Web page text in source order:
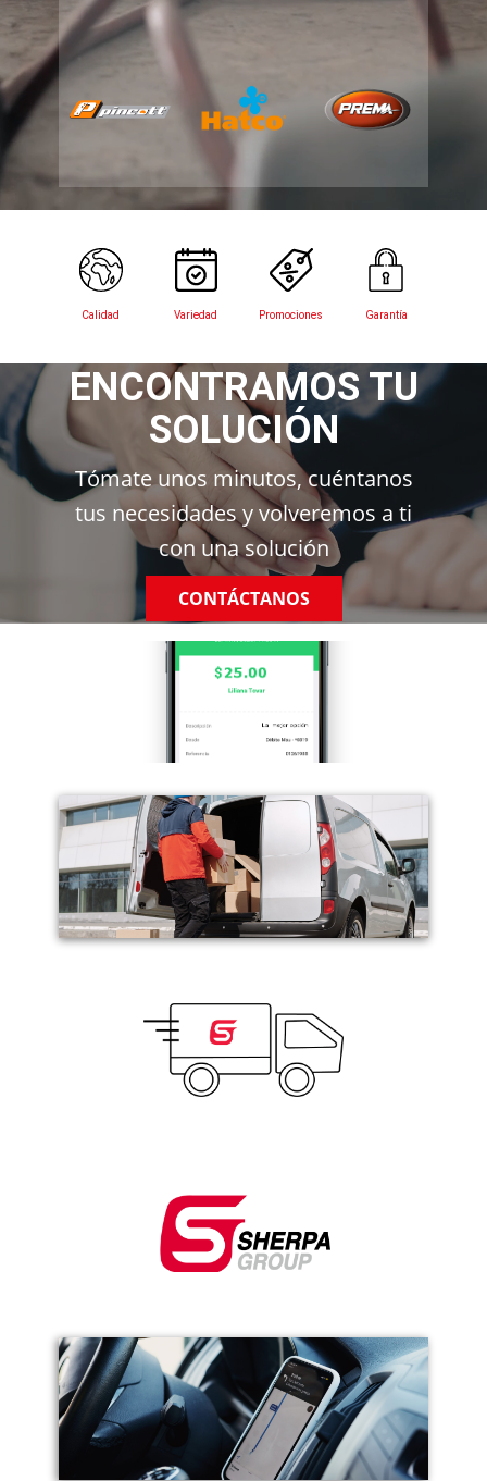
Calidad Variedad Promociones Garantía
ENCONTRAMOS TU
SOLUCIÓN
Tómate unos minutos, cuéntanos
tus necesidades y volveremos a ti
con una solución
CONTÁCTANOS